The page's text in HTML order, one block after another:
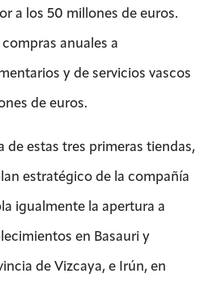
a los 50 millones de euros.
anuales a
y de servicios vascos
de euros.
de estas tres primeras tiendas,
estratégico de la compañía
igualmente la apertura a
en Basauri y
de Vizcaya, e Irún, en